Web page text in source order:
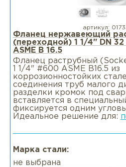
артикул:
Фланец нержавеющий
(переходной) 1 1/4" DN
ASME B 16.5
Фланец раструбный
1 1/4" #600 ASME B16.5 из
коррозионностойких
соединения труб малого
разделки кромок под
вставляется в
фиксируется одним
Идеальное решение для:
Марка стали:
не выбрана